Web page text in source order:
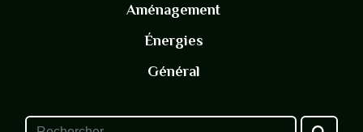
Aménagement
Énergies
Général